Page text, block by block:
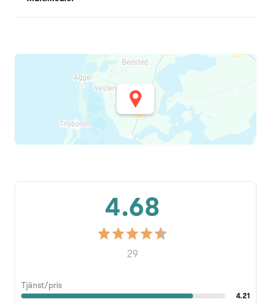
4.68
29
Tjänst/pris
4.21